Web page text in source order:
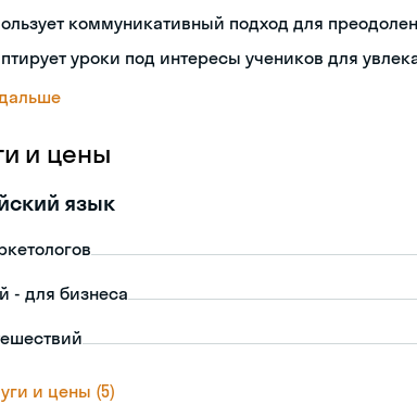
коммуникативный подход для
уроки под интересы учеников для
и цены
язык
- для бизнеса
и цены (5)